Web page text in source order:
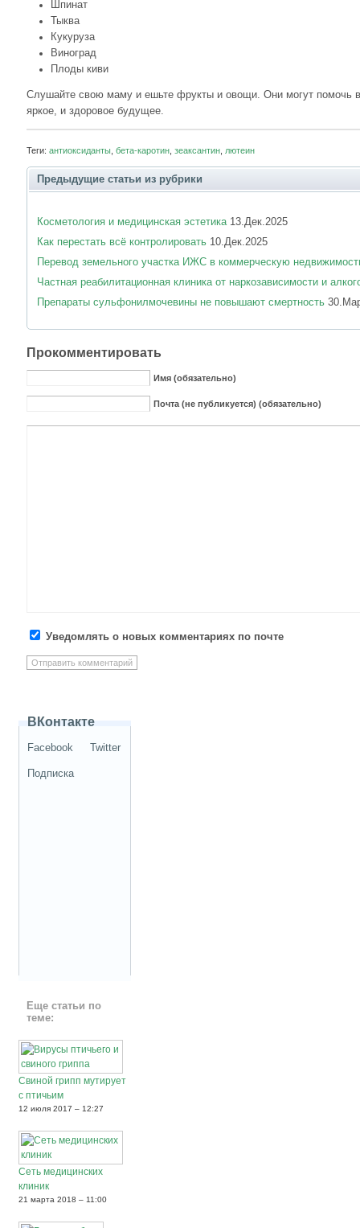
Шпинат
Тыква
Кукуруза
Виноград
Плоды киви
Слушайте свою маму и ешьте фрукты и овощи. Они могут помочь
яркое, и здоровое будущее.
Теги: антиоксиданты бета-каротин зеаксантин лютеин
Предыдущие статьи из рубрики
Косметология и медицинская эстетика 13.Дек.2025
Как перестать всё контролировать 10.Дек.2025
Перевод земельного участка ИЖС в коммерческую
Частная реабилитационная клиника от наркозависимости и
Препараты сульфонилмочевины не повышают смертность
Прокомментировать
Имя (обязательно)
Почта (не публикуется) (обязательно)
Уведомлять о новых комментариях по почте
ВКонтакте
Facebook Twitter
Подписка
Еще статьи по
теме:
Свиной грипп мутирует
с птичьим
12 июля 2017 – 12:27
Сеть медицинских
клиник
21 марта 2018 – 11:00